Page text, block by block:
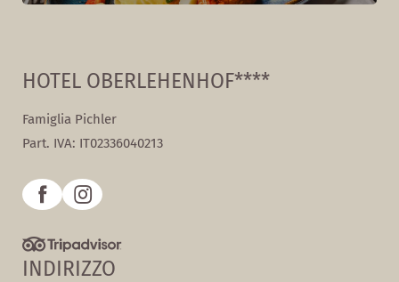
HOTEL OBERLEHENHOF****
Famiglia Pichler
Part. IVA: IT02336040213
INDIRIZZO